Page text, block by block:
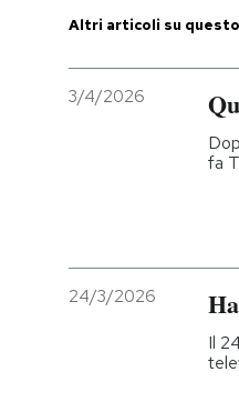
Altri articoli su
3/4/2026
fa
24/3/2026
Il